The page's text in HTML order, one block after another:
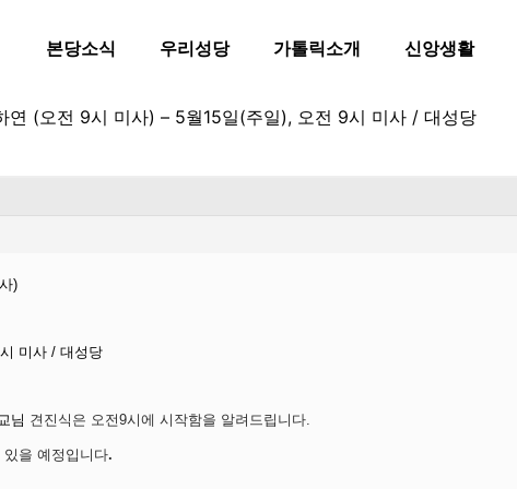
본당소식 우리성당 가톨릭소개 신앙생활
연 (오전 9시 미사) – 5월15일(주일), 오전 9시 미사 / 대성당
)
미사 / 대성당
님 견진식은 오전9시에 시작함을 알려드립니다.
을 예정입니다.